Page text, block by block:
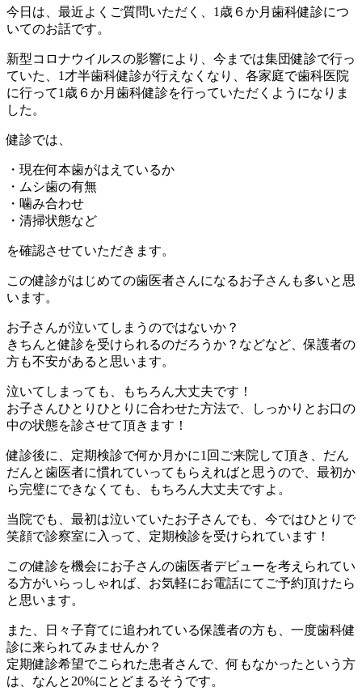
今日は、最近よくご質問いただく、1歳６か月歯科健診につ
いてのお話です。
新型コロナウイルスの影響により、今までは集団健診で行っ
ていた、1才半歯科健診が行えなくなり、各家庭で歯科医院
に行って1歳６か月歯科健診を行っていただくようになりま
した。
健診では、
・現在何本歯がはえているか
・ムシ歯の有無
・噛み合わせ
・清掃状態など
を確認させていただきます。
この健診がはじめての歯医者さんになるお子さんも多いと思
います。
お子さんが泣いてしまうのではないか？
きちんと健診を受けられるのだろうか？などなど、保護者の
方も不安があると思います。
泣いてしまっても、もちろん大丈夫です！
お子さんひとりひとりに合わせた方法で、しっかりとお口の
中の状態を診させて頂きます！
健診後に、定期検診で何か月かに1回ご来院して頂き、だん
だんと歯医者に慣れていってもらえればと思うので、最初か
ら完璧にできなくても、もちろん大丈夫ですよ。
当院でも、最初は泣いていたお子さんでも、今ではひとりで
笑顔で診察室に入って、定期検診を受けられています！
この健診を機会にお子さんの歯医者デビューを考えられてい
る方がいらっしゃれば、お気軽にお電話にてご予約頂けたら
と思います。
また、日々子育てに追われている保護者の方も、一度歯科健
診に来られてみませんか？
定期健診希望でこられた患者さんで、何もなかったという方
は、なんと20%にとどまるそうです。